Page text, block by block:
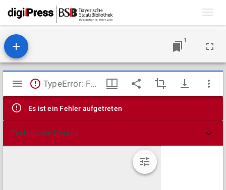
1
Mirador
Viewer
TypeError: Failed to fetch
Es ist ein Fehler aufgetreten
Technische Details